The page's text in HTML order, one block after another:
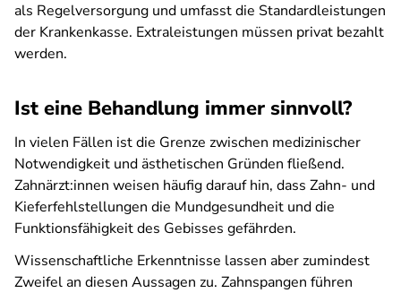
als Regelversorgung und umfasst die Standardleistungen
der Krankenkasse. Extraleistungen müssen privat bezahlt
werden.
Ist eine Behandlung immer sinnvoll?
In vielen Fällen ist die Grenze zwischen medizinischer
Notwendigkeit und ästhetischen Gründen fließend.
Zahnärzt:innen weisen häufig darauf hin, dass Zahn- und
Kieferfehlstellungen die Mundgesundheit und die
Funktionsfähigkeit des Gebisses gefährden.
Wissenschaftliche Erkenntnisse lassen aber zumindest
Zweifel an diesen Aussagen zu. Zahnspangen führen